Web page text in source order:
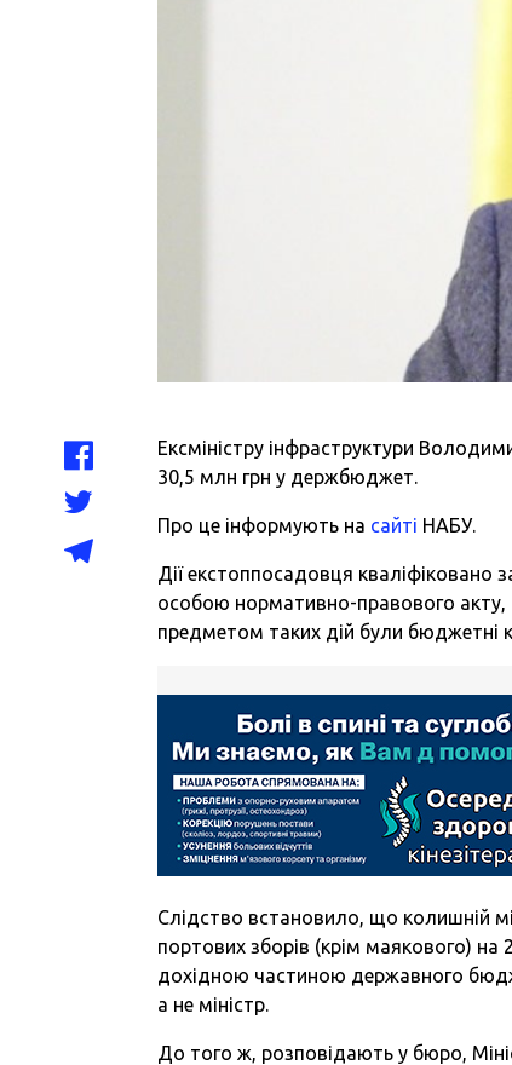
Ексміністру інфраструктури
30,5 млн грн у держбюджет.
Про це інформують на сайті НАБУ.
Дії екстоппосадовця кваліфіковано
особою нормативно-правового
предметом таких дій були бюджетні
Слідство встановило, що колишній
портових зборів (крім маякового)
дохідною частиною державного
а не міністр.
До того ж, розповідають у бюро,